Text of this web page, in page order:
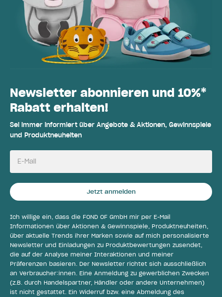
Newsletter abonnieren und 10%*
Rabatt erhalten!
Sei immer informiert über Angebote & Aktionen, Gewinnspiele
und Produktneuheiten
E-Mail
Jetzt anmelden
Ich willige ein, dass die FOND OF GmbH mir per E-Mail
Informationen über Aktionen & Gewinnspiele, Produktneuheiten,
über aktuelle Trends ihrer Marken sowie auf mich personalisierte
Newsletter und Einladungen zu Produktbewertungen zusendet,
die auf der Analyse meiner Interaktionen und meiner
Präferenzen basieren. Der Newsletter richtet sich ausschließlich
an Verbraucher:innen. Eine Anmeldung zu gewerblichen Zwecken
(z.B. durch Handelspartner, Händler oder andere Unternehmen)
ist nicht gestattet. Ein Widerruf bzw. eine Abmeldung des